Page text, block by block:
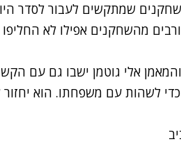
שמתקשים לעבור לסדר
מהשחקנים אפילו לא
אלי גוטמן ישבו גם עם
כדי לשהות עם משפחתו. הוא